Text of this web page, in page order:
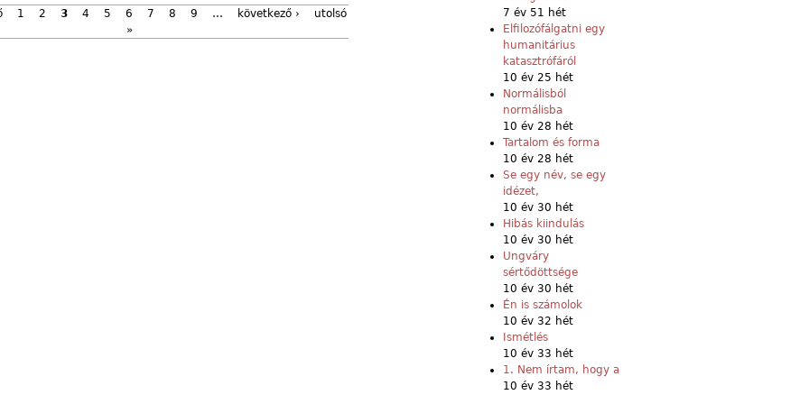
1 2 3 4 5 6 7 8 9 … következő ›
utolsó
»
7 év 51 hét
Elfilozófálgatni egy
humanitárius
katasztrófáról
10 év 25 hét
Normálisból
normálisba
10 év 28 hét
Tartalom és forma
10 év 28 hét
Se egy név, se egy
idézet,
10 év 30 hét
Hibás kiindulás
10 év 30 hét
Ungváry
sértődöttsége
10 év 30 hét
Én is számolok
10 év 32 hét
Ismétlés
10 év 33 hét
1. Nem írtam, hogy a
10 év 33 hét